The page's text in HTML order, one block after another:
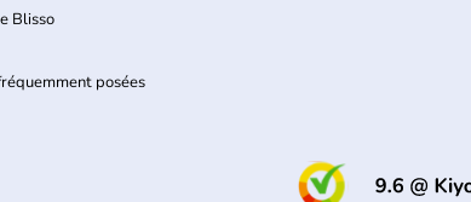
Blisso
posées